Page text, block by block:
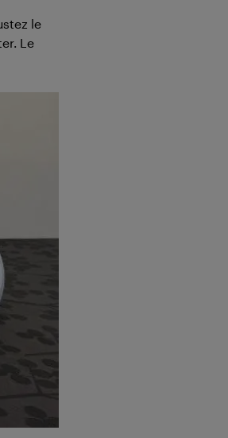
le
Le